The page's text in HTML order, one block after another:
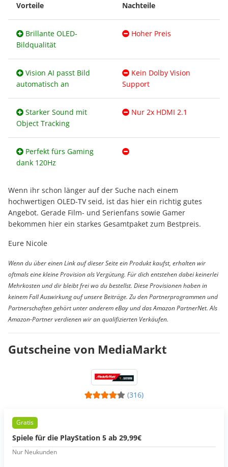
Vorteile Nachteile
Brillante OLED-
Bildqualität
Hoher Preis
Vision AI passt Bild
automatisch an
Kein Dolby Vision
Support
Starker Sound mit
Object Tracking
Nur 2x HDMI 2.1
Perfekt fürs Gaming
dank 120Hz
Wenn ihr schon länger auf der Suche nach einem
hochwertigen OLED-TV seid, ist das hier ein richtig gutes
Angebot. Gerade Film- und Serienfans sowie Gamer
bekommen hier ein starkes Gesamtpaket zum Bestpreis.
Eure Nicole
Wenn du über einen Link auf dieser Seite ein Produkt kaufst, erhalten wir
oftmals eine kleine Provision als Vergütung. Für dich entstehen dabei keinerlei
Mehrkosten und dir bleibt frei wo du bestellst. Diese Provisionen haben in
keinem Fall Auswirkung auf unsere Beiträge. Zu den Partnerprogrammen und
Partnerschaften gehört unter anderem eBay und das Amazon PartnerNet. Als
Amazon-Partner verdienen wir an qualifizierten Verkäufen.
Gutscheine von MediaMarkt
(316)
Gratis
Spiele für die PlayStation 5 ab 29,99€
Nur Neukunden